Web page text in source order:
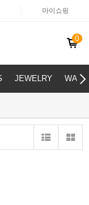
마이쇼핑
0
JEWELRY